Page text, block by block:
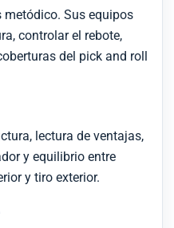
metódico. Sus equipos
controlar el rebote,
del pick and roll
lectura de ventajas,
y equilibrio entre
y tiro exterior.